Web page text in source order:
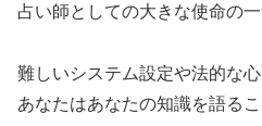
占い師としての大きな使命の一
難しいシステム設定や法的な
あなたはあなたの知識を語る